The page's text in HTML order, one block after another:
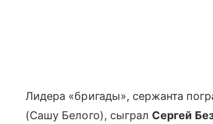
Лидера «бригады», сержанта
(Сашу Белого), сыграл Сергей